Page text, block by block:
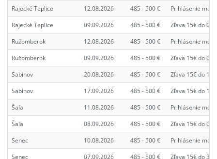
Rajecké Teplice
12.08.2026 485 - 500 €
Prihlásenie
Rajecké Teplice
09.09.2026 485 - 500 €
Zľava 15€ do
Ružomberok
12.08.2026 485 - 500 €
Prihlásenie
Ružomberok
09.09.2026 485 - 500 €
Zľava 15€ do
Sabinov
20.08.2026 485 - 500 €
Zľava 15€ do
Sabinov
17.09.2026 485 - 500 €
Zľava 15€ do
Šaľa
11.08.2026 485 - 500 €
Prihlásenie
Šaľa
08.09.2026 485 - 500 €
Zľava 15€ do
Senec
10.08.2026 485 - 500 €
Prihlásenie
Senec
07.09.2026 485 - 500 €
Zľava 15€ do